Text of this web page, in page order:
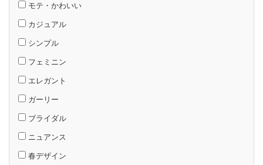
モテ・かわいい
カジュアル
シンプル
フェミニン
エレガント
ガーリー
ブライダル
ニュアンス
春デザイン